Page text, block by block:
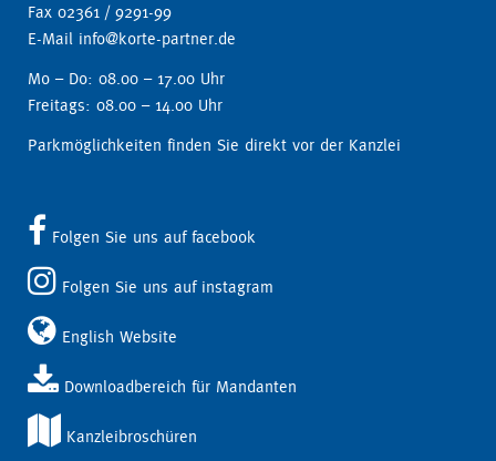
Fax 02361 / 9291-99
E-Mail info@korte-partner.de
Mo – Do: 08.00 – 17.00 Uhr
Freitags: 08.00 – 14.00 Uhr
Parkmöglichkeiten finden Sie direkt vor der Kanzlei
Folgen Sie uns auf facebook
Folgen Sie uns auf instagram
English Website
Downloadbereich für Mandanten
Kanzleibroschüren